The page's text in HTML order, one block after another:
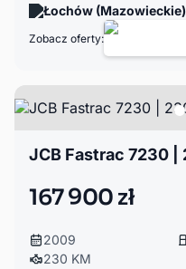
Łochów (Mazowieckie)
Zobacz oferty:
167 900 zł
2009
230 KM